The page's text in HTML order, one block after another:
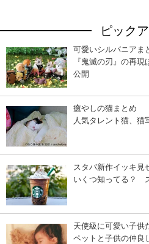
ピック
可愛いシルバニアま
『鬼滅の刃』の再
公開
癒やしの猫まとめ
人気タレント猫、
スタバ新作イッキ見
いくつ知ってる？
天使級に可愛い子供
ペットと子供の仲良